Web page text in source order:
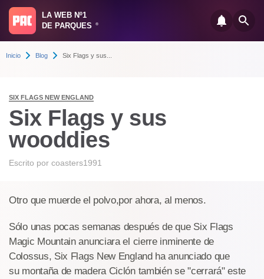
LA WEB Nº1
DE PARQUES
®
Inicio Blog Six Flags y sus...
SIX FLAGS NEW ENGLAND
Six Flags y sus
wooddies
Escrito por coasters1991
Otro que muerde el polvo,por ahora, al menos.
Sólo unas pocas semanas después de que Six Flags
Magic Mountain anunciara el cierre inminente de
Colossus, Six Flags New England ha anunciado que
su montaña de madera Ciclón también se "cerrará" este